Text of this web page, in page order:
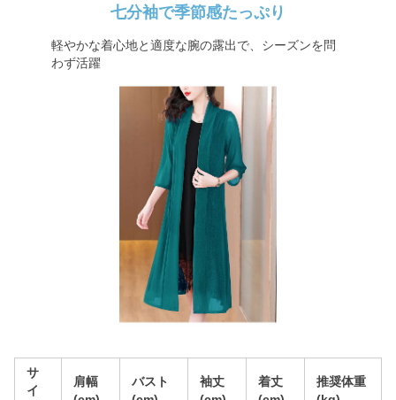
七分袖で季節感たっぷり
軽やかな着心地と適度な腕の露出で、シーズンを問
わず活躍
サ
イ
肩幅
バスト
袖丈
着丈
推奨体重